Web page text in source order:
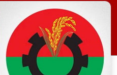
৩৮ জন নেতাকর্মী।
শুনানি ও সাক্ষ্য-
নির্দোষ প্রমাণিত
মানবপাচার […]